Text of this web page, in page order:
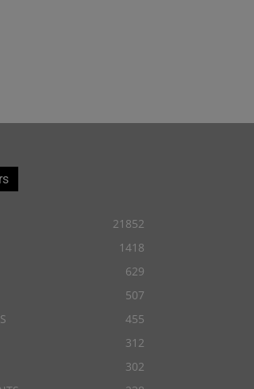
21852
1418
629
507
455
312
302